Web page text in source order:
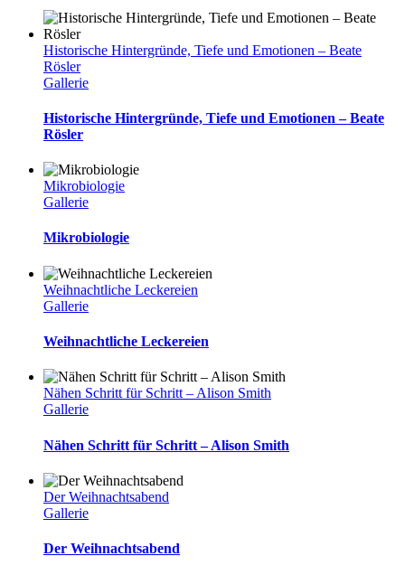
Historische Hintergründe, Tiefe und Emotionen – Beate
Rösler
Gallerie
Historische Hintergründe, Tiefe und Emotionen – Beate
Rösler
Mikrobiologie
Gallerie
Mikrobiologie
Weihnachtliche Leckereien
Gallerie
Weihnachtliche Leckereien
Nähen Schritt für Schritt – Alison Smith
Gallerie
Nähen Schritt für Schritt – Alison Smith
Der Weihnachtsabend
Gallerie
Der Weihnachtsabend